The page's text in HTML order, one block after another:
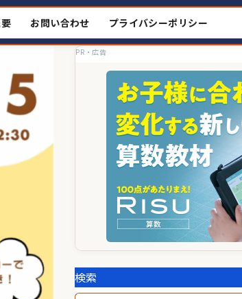
お問い合わせ プライバシーポリシー
PR・広告
検索